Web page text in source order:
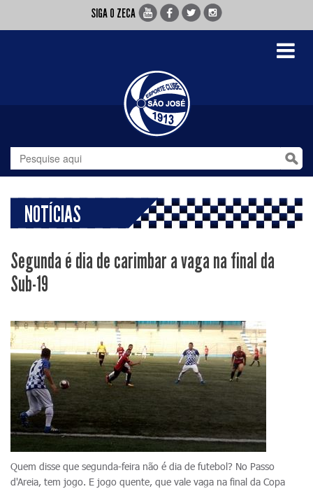
SIGA O ZECA
Toggle
NOTÍCIAS
Segunda é dia de carimbar a vaga na final da
Sub-19
Quem disse que segunda-feira não é dia de futebol? No Passo
d'Areia, tem jogo. E jogo quente, que vale vaga na final da Copa